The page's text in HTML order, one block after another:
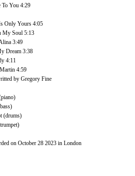
You 4:29
Only Yours 4:05
My Soul 5:13
3:49
Dream 3:38
4:11
4:59
by Gregory Fine
(drums)
on October 28 2023 in London